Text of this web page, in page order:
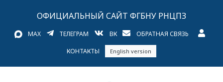
ОФИЦИАЛЬНЫЙ САЙТ ФГБНУ РНЦПЗ
MAX ТЕЛЕГРАМ ВК ОБРАТНАЯ СВЯЗЬ
КОНТАКТЫ English version